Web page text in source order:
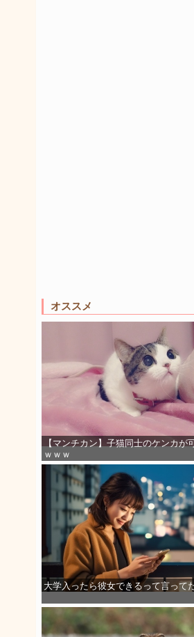
オススメ
【マンチカン】子猫同士のケンカが
ｗｗｗ
大学入ったら彼女できるって言って